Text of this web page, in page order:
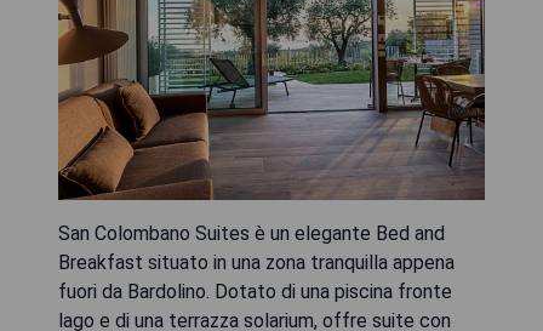
San Colombano Suites è un elegante Bed and
Breakfast situato in una zona tranquilla appena
fuori da Bardolino. Dotato di una piscina fronte
lago e di una terrazza solarium, offre suite con